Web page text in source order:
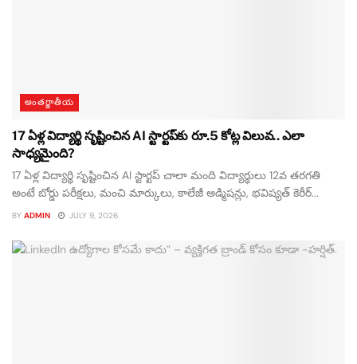
అంతర్జాతీయ
17 ఏళ్ల విద్యార్థి సృష్టించిన AI స్టార్టప్‌కు రూ.5 కోట్ల విలువ.. ఎలా
సాధ్యమైంది?
17 ఏళ్ల విద్యార్థి సృష్టించిన AI స్టార్టప్‌ చాలా మంది విద్యార్థులు 12వ తరగతి
అంటే బోర్డు పరీక్షలు, మంచి మార్కులు, కాలేజీ అడ్మిషన్లు, భవిష్యత్ కెరీర్...
BY ADMIN JULY 9, 2026